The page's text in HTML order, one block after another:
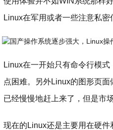
Linux在军用或者一些注意私密
​Linux在一开始只有命令行模
点困难。另外Linux的图形页
已经慢慢地赶上来了，但是市
现在的Linux还是主要用在硬